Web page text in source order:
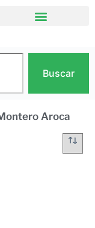
Buscar
Aroca